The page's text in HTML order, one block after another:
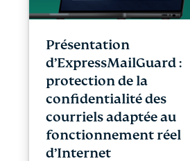
Présentation
d’ExpressMailGuard :
protection de la
confidentialité des
courriels adaptée au
fonctionnement réel
d’Internet